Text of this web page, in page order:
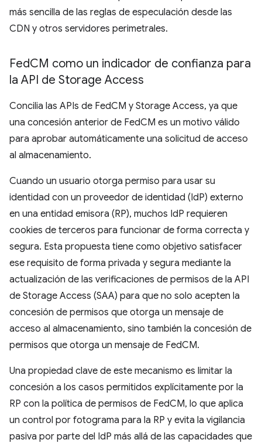
más sencilla de las reglas de especulación desde las
CDN y otros servidores perimetrales.
FedCM como un indicador de confianza para
la API de Storage Access
Concilia las APIs de FedCM y Storage Access, ya que
una concesión anterior de FedCM es un motivo válido
para aprobar automáticamente una solicitud de acceso
al almacenamiento.
Cuando un usuario otorga permiso para usar su
identidad con un proveedor de identidad (IdP) externo
en una entidad emisora (RP), muchos IdP requieren
cookies de terceros para funcionar de forma correcta y
segura. Esta propuesta tiene como objetivo satisfacer
ese requisito de forma privada y segura mediante la
actualización de las verificaciones de permisos de la API
de Storage Access (SAA) para que no solo acepten la
concesión de permisos que otorga un mensaje de
acceso al almacenamiento, sino también la concesión de
permisos que otorga un mensaje de FedCM.
Una propiedad clave de este mecanismo es limitar la
concesión a los casos permitidos explícitamente por la
RP con la política de permisos de FedCM, lo que aplica
un control por fotograma para la RP y evita la vigilancia
pasiva por parte del IdP más allá de las capacidades que